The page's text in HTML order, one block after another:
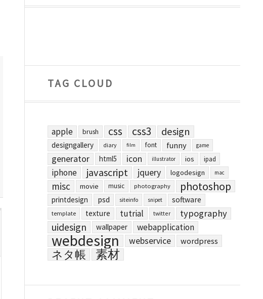
TAG CLOUD
apple brush css css3 design
designgallery diary film font funny game
generator html5 icon illustrator ios ipad
iphone javascript jquery logodesign mac
misc movie music photography photoshop
printdesign psd siteinfo snipet software
template texture tutrial twitter typography
uidesign wallpaper webapplication
webdesign webservice wordpress
ネタ帳 素材